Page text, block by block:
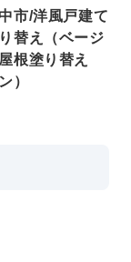
市/洋風戸建て
替え（ベージ
根塗り替え
）